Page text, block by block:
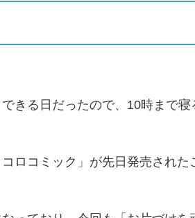
きる日だったので、10時まで
ロコミック」が先日発売された